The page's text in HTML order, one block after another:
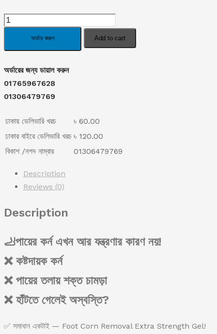
price
was:
৳ 1,190.00.
price
is:
South
Removal
Extra
Strengthen
quantity
অর্ডার করুন Add to cart
অর্ডারের জন্য ডায়াল করুন
01765967628
01306479769
ঢাকায় ডেলিভারি খরচ
৳ 60.00
ঢাকার বাইরে ডেলিভারি খরচ ৳ 120.00
বিকাশ /নগদ নাম্বার
01306479769
Description
Reviews (0)
Description
🦶পায়ের কর্ন এখন আর যন্ত্রণার কারণ নয়!
❌ কষ্টদায়ক কর্ন
❌ পায়ের তলায় শক্ত চামড়া
❌ হাঁটতে গেলেই অস্বস্তি?
✅ সমাধান একটাই — Foot Corn Removal Extra Strength Gel!